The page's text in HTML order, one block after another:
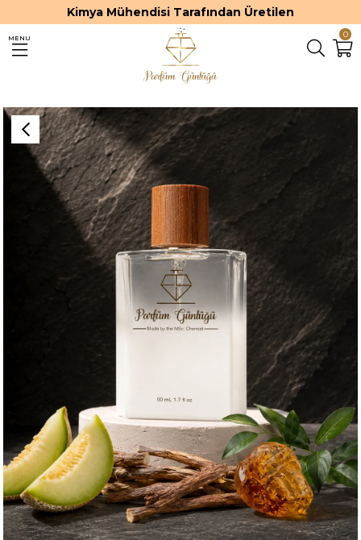
Kimya Mühendisi Tarafından Üretilen
0
MENU